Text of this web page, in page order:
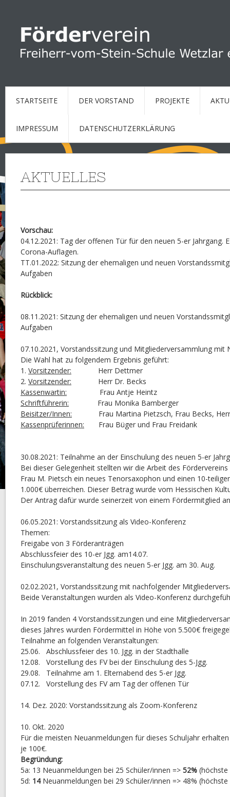
STARTSEITE DER VORSTAND PROJEKTE
IMPRESSUM DATENSCHUTZERKLÄRUNG
AKTUELLES
Vorschau:
04.12.2021: Tag der offenen Tür für den neuen 5-er Jahrgang.
Corona-Auflagen.
TT.01.2022: Sitzung der ehemaligen und neuen
Aufgaben
Rückblick:
08.11.2021: Sitzung der ehemaligen und neuen
Aufgaben
07.10.2021, Vorstandssitzung und Mitgliederversammlung mit
Die Wahl hat zu folgendem Ergebnis geführt:
1. Vorsitzender: Herr Dettmer
2. Vorsitzender: Herr Dr. Becks
Kassenwartin: Frau Antje Heintz
Schriftführerin: Frau Monika Bamberger
Beisitzer/Innen: Frau Martina Pietzsch, Frau Becks, Herr
Kassenprüferinnen: Frau Büger und Frau Freidank
30.08.2021: Teilnahme an der Einschulung des neuen 5-er
Bei dieser Gelegenheit stellten wir die Arbeit des
Frau M. Pietsch ein neues Tenorsaxophon und einen 10-
1.000€ überreichen. Dieser Betrag wurde vom Hessischen
Der Antrag dafür wurde seinerzeit von einem Fördermitglied
06.05.2021: Vorstandssitzung als Video-Konferenz
Themen:
Freigabe von 3 Förderanträgen
Abschlussfeier des 10-er Jgg. am14.07.
Einschulungsveranstaltung des neuen 5-er Jgg. am 30. Aug.
02.02.2021, Vorstandssitzung mit nachfolgender
Beide Veranstaltungen wurden als Video-Konferenz
In 2019 fanden 4 Vorstandssitzungen und eine
dieses Jahres wurden Fördermittel in Höhe von 5.500€
Teilnahme an folgenden Veranstaltungen:
25.06. Abschlussfeier des 10. Jgg. in der Stadthalle
12.08. Vorstellung des FV bei der Einschulung des 5-Jgg.
29.08. Teilnahme am 1. Elternabend des 5-er Jgg.
07.12. Vorstellung des FV am Tag der offenen Tür
14. Dez. 2020: Vorstandssitzung als Zoom-Konferenz
10. Okt. 2020
Für die meisten Neuanmeldungen für dieses Schuljahr
je 100€.
Begründung:
5a: 13 Neuanmeldungen bei 25 Schüler/innen => 52%
5d: 14Neuanmeldungen bei 29 Schüler/innen => 48% (höchste